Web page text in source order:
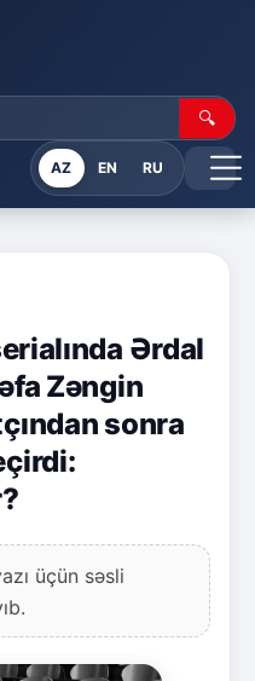
🔍
AZ EN RU
Ərdal
Zəngin
sonra
üçün səsli